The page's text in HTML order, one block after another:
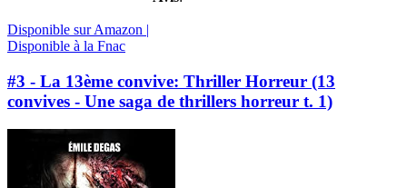
Disponible sur Amazon |
Disponible à la Fnac
#3 - La 13ème convive: Thriller Horreur (13
convives - Une saga de thrillers horreur t. 1)